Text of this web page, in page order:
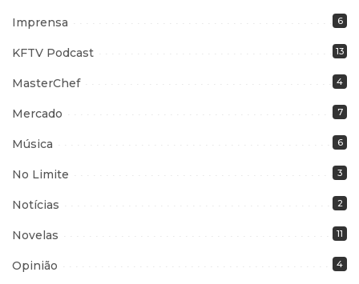
Imprensa 6
KFTV Podcast 13
MasterChef 4
Mercado 7
Música 6
No Limite 3
Notícias 2
Novelas 11
Opinião 4